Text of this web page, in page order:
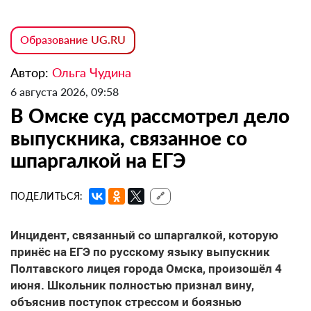
Образование UG.RU
Автор: Ольга Чудина
6 августа 2026, 09:58
В Омске суд рассмотрел дело
выпускника, связанное со
шпаргалкой на ЕГЭ
ПОДЕЛИТЬСЯ: 🔗
Инцидент, связанный со шпаргалкой, которую
принёс на ЕГЭ по русскому языку выпускник
Полтавского лицея города Омска, произошёл 4
июня. Школьник полностью признал вину,
объяснив поступок стрессом и боязнью